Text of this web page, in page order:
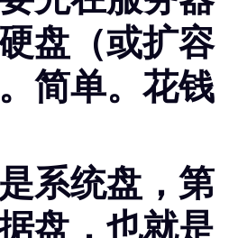
盘（或扩容
简单。花钱
系统盘，第
盘，也就是